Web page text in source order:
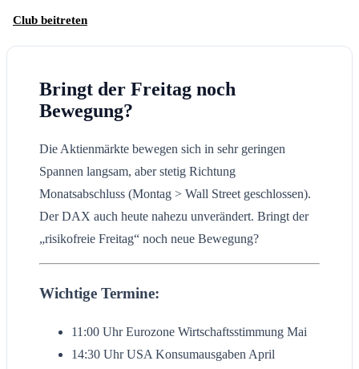
Club beitreten
Bringt der Freitag noch
Bewegung?
Die Aktienmärkte bewegen sich in sehr geringen
Spannen langsam, aber stetig Richtung
Monatsabschluss (Montag > Wall Street geschlossen).
Der DAX auch heute nahezu unverändert. Bringt der
„risikofreie Freitag“ noch neue Bewegung?
Wichtige Termine:
11:00 Uhr Eurozone Wirtschaftsstimmung Mai
14:30 Uhr USA Konsumausgaben April